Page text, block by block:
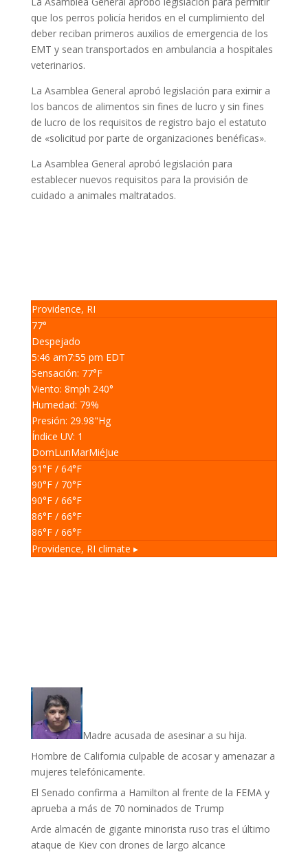
que los perros policía heridos en el cumplimiento del
deber reciban primeros auxilios de emergencia de los
EMT y sean transportados en ambulancia a hospitales
veterinarios.
La Asamblea General aprobó legislación para eximir a
los bancos de alimentos sin fines de lucro y sin fines
de lucro de los requisitos de registro bajo el estatuto
de «solicitud por parte de organizaciones benéficas».
La Asamblea General aprobó legislación para
establecer nuevos requisitos para la provisión de
cuidado a animales maltratados.
Providence, RI
77°
Despejado
5:46 am7:55 pm EDT
Sensación: 77°F
Viento: 8mph 240°
Humedad: 79%
Presión: 29.98"Hg
Índice UV: 1
DomLunMarMiéJue
91°F/ 64°F
90°F/ 70°F
90°F/ 66°F
86°F/ 66°F
86°F/ 66°F
Providence, RI climate ▸
Madre acusada de asesinar a su hija.
Hombre de California culpable de acosar y amenazar a
mujeres telefónicamente.
El Senado confirma a Hamilton al frente de la FEMA y
aprueba a más de 70 nominados de Trump
Arde almacén de gigante minorista ruso tras el último
ataque de Kiev con drones de largo alcance